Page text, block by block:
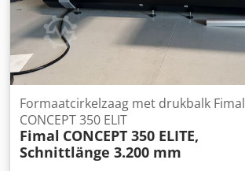
Formaatcirkelzaag met drukbalk Fimal
CONCEPT 350 ELIT
Fimal CONCEPT 350 ELITE,
Schnittlänge 3.200 mm